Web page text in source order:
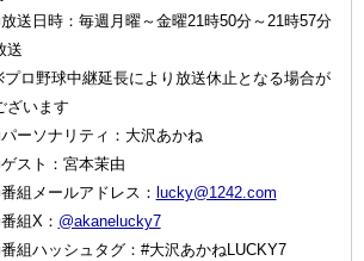
送日時：毎週月曜～金曜21時50分～21時57分
送
ロ野球中継延長により放送休止となる場合が
ざいます
ーソナリティ：大沢あかね
スト：宮本茉由
組メールアドレス： lucky@1242.com
組X： @akanelucky7
組ハッシュタグ：#大沢あかねLUCKY7